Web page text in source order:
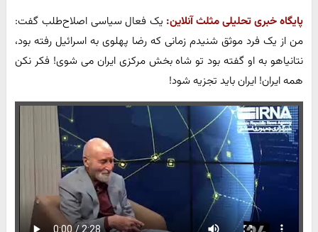
پایگاه خبری تحلیلی مثلث آنلاین: یک فعال سیاسی اصلاح‌طلب گفت:
من از یک فرد موثق شنیدم زمانی که رضا پهلوی به اسرائیل رفته بود،
نتانیاهو به او گفته بود تو شاه بخش مرکزی ایران می شوی! فکر نکن
همه ایران! ایران باید تجزیه شود!